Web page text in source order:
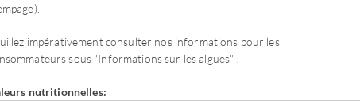
impérativement consulter nos informations pour les
sous "Informations sur les algues" !
nutritionnelles: